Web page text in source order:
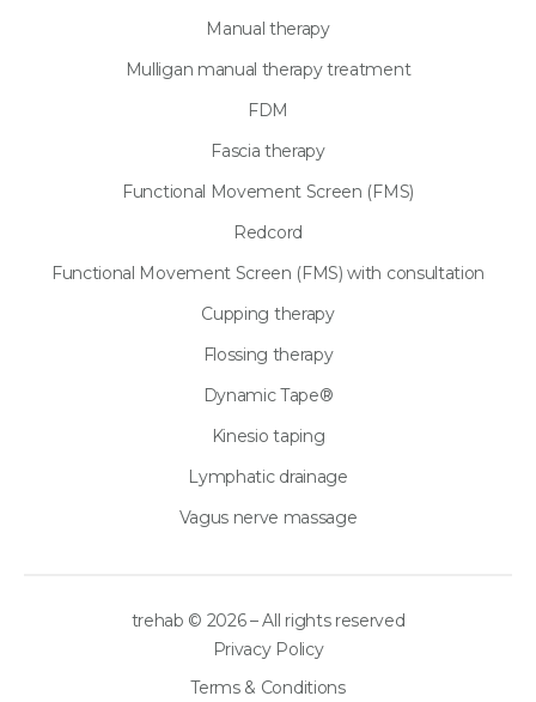
Manual therapy
Mulligan manual therapy treatment
FDM
Fascia therapy
Functional Movement Screen (FMS)
Redcord
Functional Movement Screen (FMS) with consultation
Cupping therapy
Flossing therapy
Dynamic Tape®
Kinesio taping
Lymphatic drainage
Vagus nerve massage
trehab © 2026 – All rights reserved
Privacy Policy
Terms & Conditions